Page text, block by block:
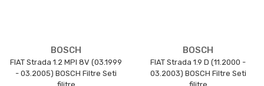
BOSCH
FIAT Strada 1.2 MPI 8V (03.1999
- 03.2005) BOSCH Filtre Seti
BOSCH
FIAT Strada 1.9 D (11.2000 -
03.2003) BOSCH Filtre Seti